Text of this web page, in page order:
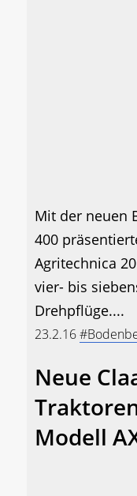
Mit der neuen
400
Agritechnica
vier- bis
Drehpflüge....
23.2.16
Neue
Modell